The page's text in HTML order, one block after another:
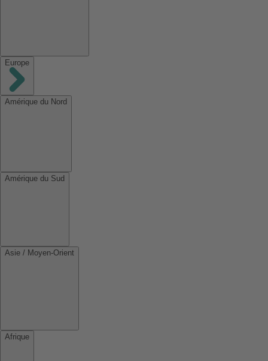
Europe
Amérique du Nord
Amérique du Sud
Asie / Moyen-Orient
Afrique